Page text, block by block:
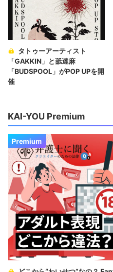
タトゥーアーティスト
「GAKKIN」と舐達麻
「BUDSPOOL」がPOP UPを開
催
KAI-YOU Premium
Premium